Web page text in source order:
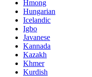
Hmong
Hungarian
Icelandic
Igbo
Javanese
Kannada
Kazakh
Khmer
Kurdish